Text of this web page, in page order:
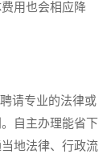
用也会相应降
请专业的法律或
自主办理能省下
地法律、行政流